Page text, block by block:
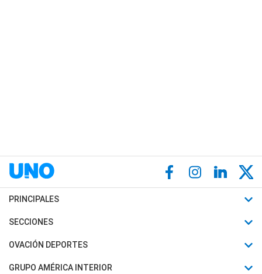
PRINCIPALES
Últimas Noticias
Política
SECCIONES
Horóscopo
Motores
OVACIÓN DEPORTES
Fútbol
GRUPO AMÉRICA INTERIOR